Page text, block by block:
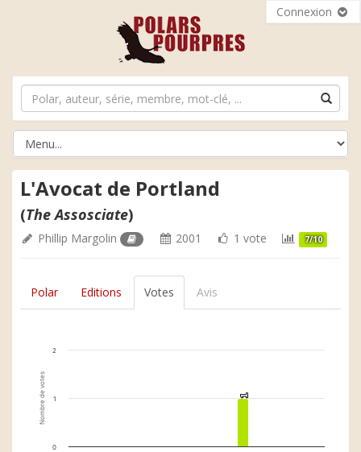
Connexion
L'Avocat de Portland
(The Assosciate)
Phillip Margolin 2001 1 vote 7/10
Polar Editions Votes Avis
Nombre de votes 1
1
0
1
2